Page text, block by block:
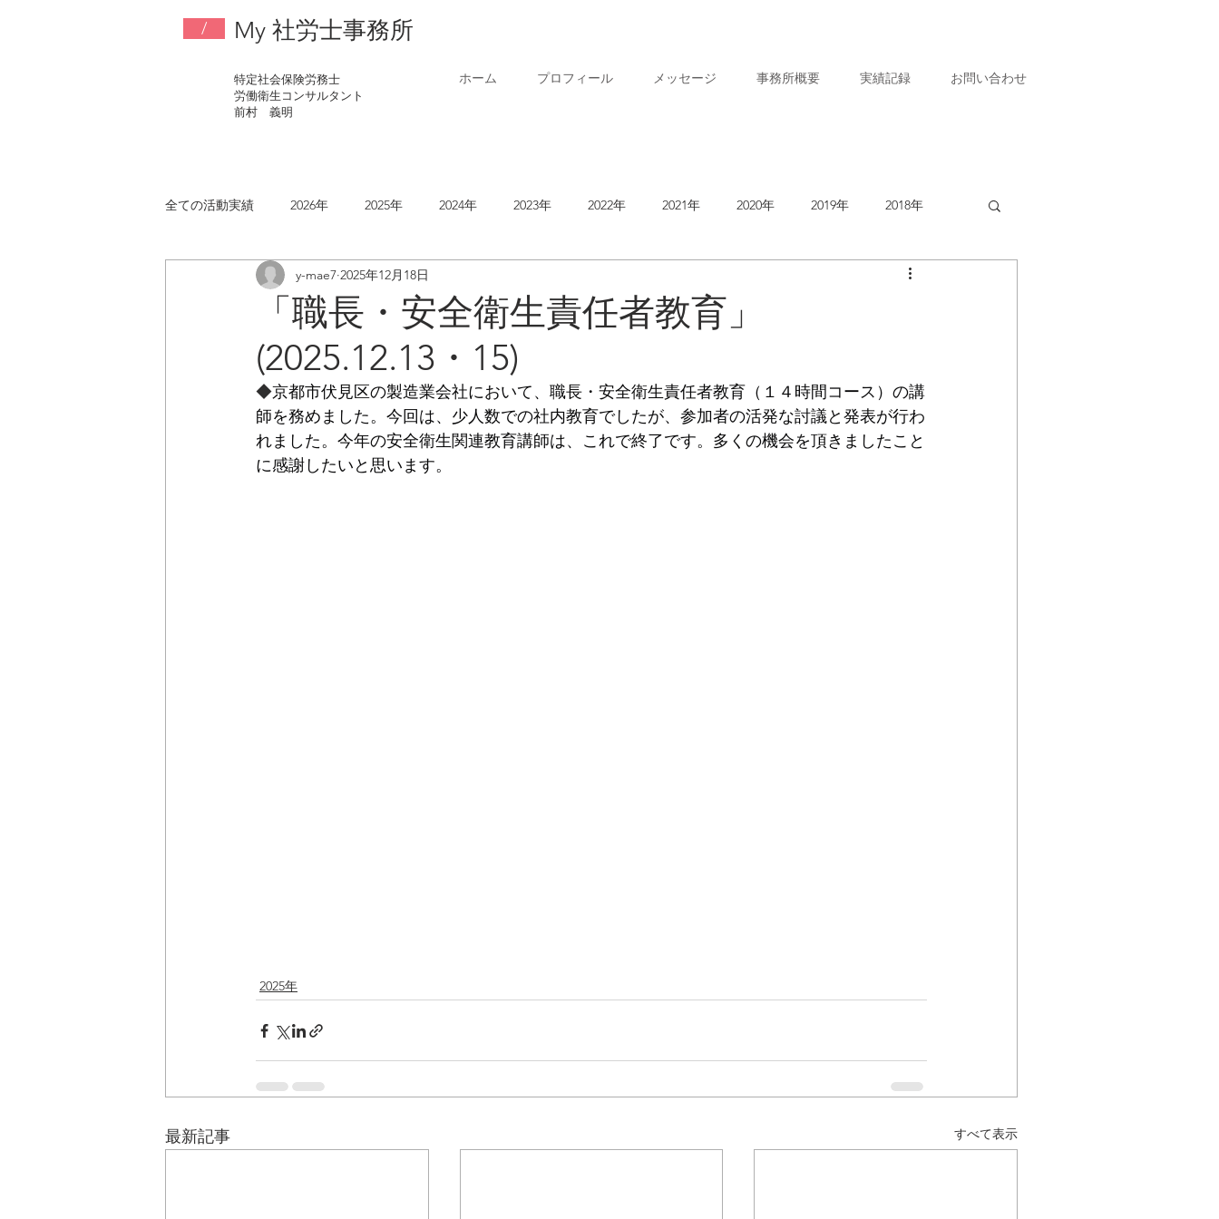
/ My 社労士事務所
特定社会保険労務士
労働衛生コンサルタント
​前村 義明
ホーム プロフィール メッセージ 事務所概要 実績記録 お問い合わせ
全ての活動実績 2026年 2025年 2024年 2023年 2022年 2021年 2020年 2019年 2018年
2016年 2015年 2014年
「職長・安全衛生責任者教育」
(2025.12.13・15)
y-mae7 2025年12月18日
◆京都市伏見区の製造業会社において、職長・安全衛生責任者教育（１４時間コース）の講
師を務めました。今回は、少人数での社内教育でしたが、参加者の活発な討議と発表が行わ
れました。今年の安全衛生関連教育講師は、これで終了です。多くの機会を頂きましたこと
に感謝したいと思います。
2025年
最新記事 すべて表示